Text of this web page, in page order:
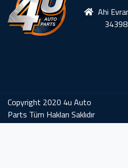
Ahi
Copyright 2020 4u Auto
Parts Tüm Hakları Saklıdır